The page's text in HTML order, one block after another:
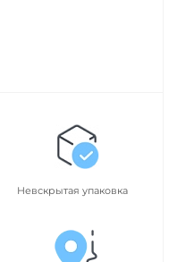
Невскрытая упаковка